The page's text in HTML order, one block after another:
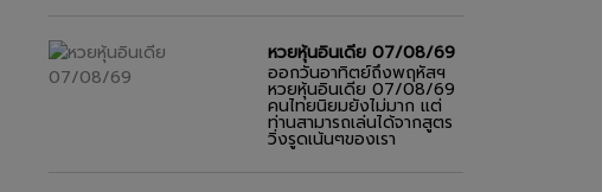
หวยหุ้นอินเดีย 07/08/69
ออกวันอาทิตย์ถึงพฤหัสฯ
หวยหุ้นอินเดีย 07/08/69
คนไทยนิยมยังไม่มาก แต่
ท่านสามารถเล่นได้จากสูตร
วิ่งรูดเน้นๆของเรา